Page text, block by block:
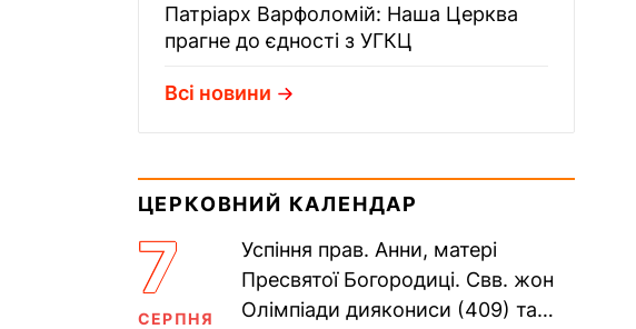
Патріарх Варфоломій: Наша Церква
прагне до єдності з УГКЦ
Всі новини
ЦЕРКОВНИЙ КАЛЕНДАР
7
СЕРПНЯ
Успіння прав. Анни, матері
Пресвятої Богородиці. Свв. жон
Олімпіади диякониси (409) та